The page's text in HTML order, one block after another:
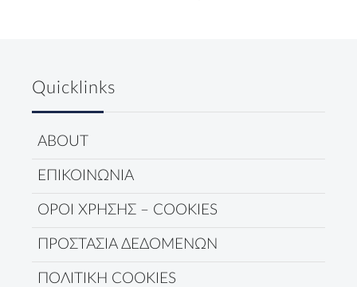
Quicklinks
ABOUT
ΕΠΙΚΟΙΝΩΝΙΑ
ΟΡΟΙ ΧΡΗΣΗΣ – COOKIES
ΠΡΟΣΤΑΣΙΑ ΔΕΔΟΜΕΝΩΝ
ΠΟΛΙΤΙΚΗ COOKIES